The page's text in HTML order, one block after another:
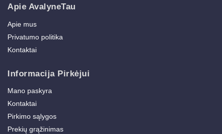
Apie AvalyneTau
Apie mus
Privatumo politika
Kontaktai
Informacija Pirkėjui
Mano paskyra
Kontaktai
Pirkimo sąlygos
Prekių grąžinimas